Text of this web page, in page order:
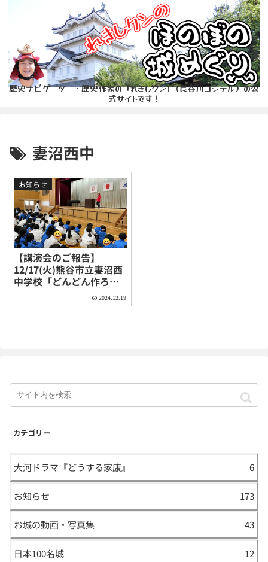
歴史ナビゲーター・歴史作家の「れきしクン」(長谷川ヨシテル）の公
式サイトです！
妻沼西中
お知らせ
【講演会のご報告】
12/17(火)熊谷市立妻沼西
中学校「どんどん作ろ
2024.12.19
カテゴリー
大河ドラマ『どうする家康』 6
お知らせ 173
お城の動画・写真集 43
日本100名城 12